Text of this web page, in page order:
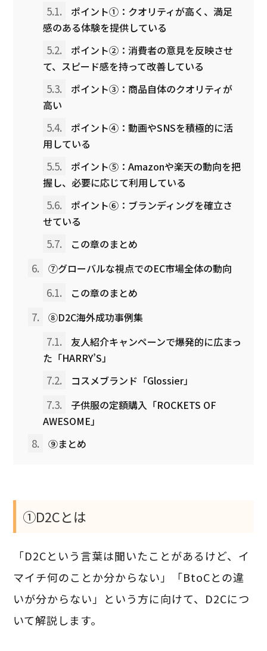
5.1.
ポイント①：クオリティが高く、満足
感のある体験を提供している
5.2.
ポイント②：消費者の意見を反映させ
て、スピード感を持って改善している
5.3.
ポイント③：商品自体のクオリティが
高い
5.4.
ポイント④：動画やSNSを積極的に活
用している
5.5.
ポイント⑤：Amazonや楽天の動向を把
握し、必要に応じて利用している
5.6.
ポイント⑥：ブランディングを確立さ
せている
5.7. この章のまとめ
6. ⑦グローバルな視点でのEC市場全体の動向
6.1. この章のまとめ
7. ⑧D2C海外成功事例集
7.1.
友人紹介キャンペーンで爆発的に広まっ
た「HARRY’S」
7.2. コスメブランド「Glossier」
7.3.
子供服の定額購入「ROCKETS OF
AWESOME」
8. ⑨まとめ
①D2Cとは
「D2Cという言葉は聞いたことがあるけど、イ
マイチ何のことか分からない」「BtoCとの違
いが分からない」という方に向けて、D2Cにつ
いて解説します。